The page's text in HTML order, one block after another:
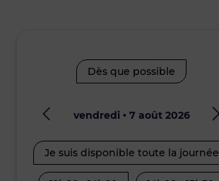
Dès que possible
vendredi • 7 août 2026
Je suis disponible toute la journée